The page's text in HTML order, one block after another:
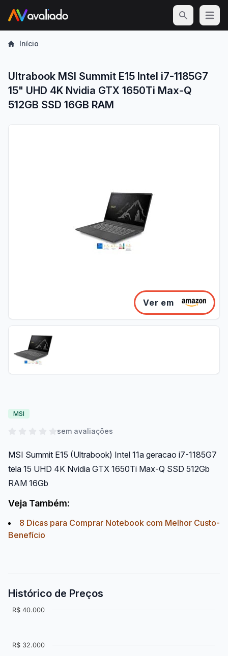
Open
Início
Ultrabook MSI Summit E15 Intel i7-1185G7
15" UHD 4K Nvidia GTX 1650Ti Max-Q
512GB SSD 16GB RAM
Ver em
MSI
sem avaliações
MSI Summit E15 (Ultrabook) Intel 11a geracao i7-1185G7
tela 15 UHD 4K Nvidia GTX 1650Ti Max-Q SSD 512Gb
RAM 16Gb
Veja Também:
8 Dicas para Comprar Notebook com Melhor Custo-
Benefício
Histórico de Preços
R$ 32.000
R$ 40.000